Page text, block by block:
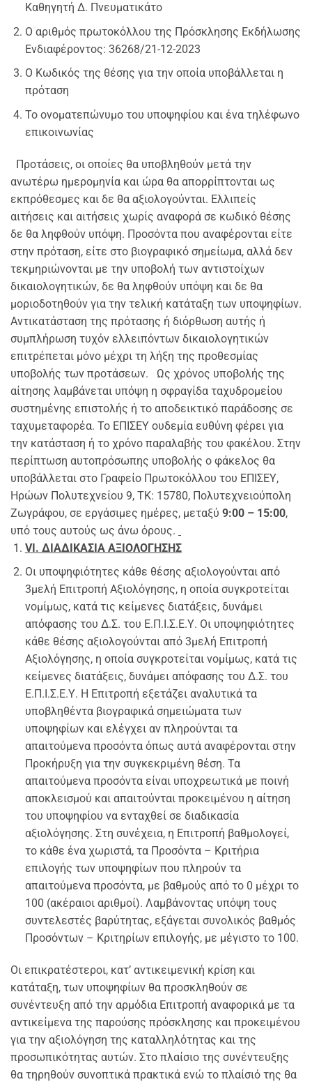
Καθηγητή Δ. Πνευματικάτο
Ο αριθμός πρωτοκόλλου της Πρόσκλησης Εκδήλωσης
Ενδιαφέροντος: 36268/21-12-2023
Ο Κωδικός της θέσης για την οποία υποβάλλεται η
πρόταση
Το ονοματεπώνυμο του υποψηφίου και ένα τηλέφωνο
επικοινωνίας
Προτάσεις, οι οποίες θα υποβληθούν μετά την
ανωτέρω ημερομηνία και ώρα θα απορρίπτονται ως
εκπρόθεσμες και δε θα αξιολογούνται. Ελλιπείς
αιτήσεις και αιτήσεις χωρίς αναφορά σε κωδικό θέσης
δε θα ληφθούν υπόψη. Προσόντα που αναφέρονται είτε
στην πρόταση, είτε στο βιογραφικό σημείωμα, αλλά δεν
τεκμηριώνονται με την υποβολή των αντιστοίχων
δικαιολογητικών, δε θα ληφθούν υπόψη και δε θα
μοριοδοτηθούν για την τελική κατάταξη των υποψηφίων.
Αντικατάσταση της πρότασης ή διόρθωση αυτής ή
συμπλήρωση τυχόν ελλειπόντων δικαιολογητικών
επιτρέπεται μόνο μέχρι τη λήξη της προθεσμίας
υποβολής των προτάσεων. Ως χρόνος υποβολής της
αίτησης λαμβάνεται υπόψη η σφραγίδα ταχυδρομείου
συστημένης επιστολής ή το αποδεικτικό παράδοσης σε
ταχυμεταφορέα. Το ΕΠΙΣΕΥ ουδεμία ευθύνη φέρει για
την κατάσταση ή το χρόνο παραλαβής του φακέλου. Στην
περίπτωση αυτοπρόσωπης υποβολής ο φάκελος θα
υποβάλλεται στο Γραφείο Πρωτοκόλλου του ΕΠΙΣΕΥ,
Ηρώων Πολυτεχνείου 9, ΤΚ: 15780, Πολυτεχνειούπολη
Ζωγράφου, σε εργάσιμες ημέρες, μεταξύ 9:00 – 15:00,
υπό τους αυτούς ως άνω όρους.
VI. ΔΙΑΔΙΚΑΣΙΑ ΑΞΙΟΛΟΓΗΣΗΣ
Οι υποψηφιότητες κάθε θέσης αξιολογούνται από
3μελή Επιτροπή Αξιολόγησης, η οποία συγκροτείται
νομίμως, κατά τις κείμενες διατάξεις, δυνάμει
απόφασης του Δ.Σ. του Ε.Π.Ι.Σ.Ε.Υ. Οι υποψηφιότητες
κάθε θέσης αξιολογούνται από 3μελή Επιτροπή
Αξιολόγησης, η οποία συγκροτείται νομίμως, κατά τις
κείμενες διατάξεις, δυνάμει απόφασης του Δ.Σ. του
Ε.Π.Ι.Σ.Ε.Υ. H Επιτροπή εξετάζει αναλυτικά τα
υποβληθέντα βιογραφικά σημειώματα των
υποψηφίων και ελέγχει αν πληρούνται τα
απαιτούμενα προσόντα όπως αυτά αναφέρονται στην
Προκήρυξη για την συγκεκριμένη θέση. Τα
απαιτούμενα προσόντα είναι υποχρεωτικά με ποινή
αποκλεισμού και απαιτούνται προκειμένου η αίτηση
του υποψηφίου να ενταχθεί σε διαδικασία
αξιολόγησης. Στη συνέχεια, η Επιτροπή βαθμολογεί,
το κάθε ένα χωριστά, τα Προσόντα – Κριτήρια
επιλογής των υποψηφίων που πληρούν τα
απαιτούμενα προσόντα, με βαθμούς από το 0 μέχρι το
100 (ακέραιοι αριθμοί). Λαμβάνοντας υπόψη τους
συντελεστές βαρύτητας, εξάγεται συνολικός βαθμός
Προσόντων – Κριτηρίων επιλογής, με μέγιστο το 100.
Οι επικρατέστεροι, κατ’ αντικειμενική κρίση και
κατάταξη, των υποψηφίων θα προσκληθούν σε
συνέντευξη από την αρμόδια Επιτροπή αναφορικά με τα
αντικείμενα της παρούσης πρόσκλησης και προκειμένου
για την αξιολόγηση της καταλληλότητας και της
προσωπικότητας αυτών. Στο πλαίσιο της συνέντευξης
θα τηρηθούν συνοπτικά πρακτικά ενώ το πλαίσιό της θα